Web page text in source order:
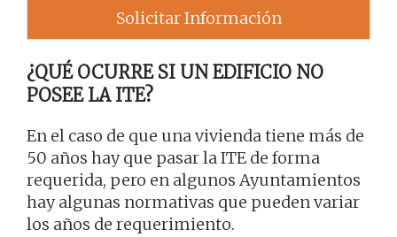
Solicitar Información
¿QUÉ OCURRE SI UN EDIFICIO NO
POSEE LA ITE?
En el caso de que una vivienda tiene más de
50 años hay que pasar la ITE de forma
requerida, pero en algunos Ayuntamientos
hay algunas normativas que pueden variar
los años de requerimiento.